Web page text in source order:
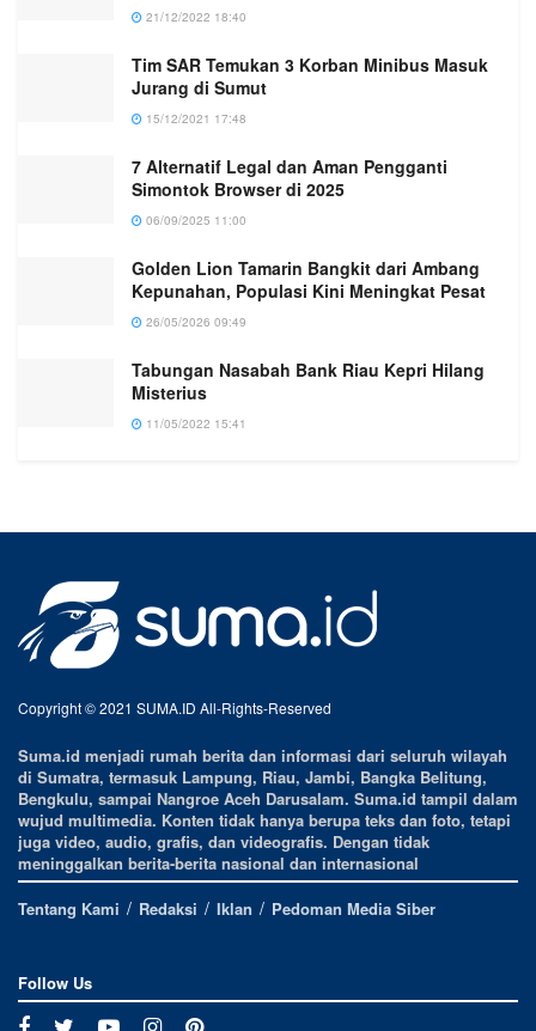
21/12/2022 18:40
Tim SAR Temukan 3 Korban Minibus Masuk
Jurang di Sumut
15/12/2021 17:48
7 Alternatif Legal dan Aman Pengganti
Simontok Browser di 2025
06/09/2025 11:00
Golden Lion Tamarin Bangkit dari Ambang
Kepunahan, Populasi Kini Meningkat Pesat
26/05/2026 09:49
Tabungan Nasabah Bank Riau Kepri Hilang
Misterius
11/05/2022 15:41
Copyright © 2021 SUMA.ID All-Rights-Reserved
Suma.id menjadi rumah berita dan informasi dari seluruh wilayah
di Sumatra, termasuk Lampung, Riau, Jambi, Bangka Belitung,
Bengkulu, sampai Nangroe Aceh Darusalam. Suma.id tampil dalam
wujud multimedia. Konten tidak hanya berupa teks dan foto, tetapi
juga video, audio, grafis, dan videografis. Dengan tidak
meninggalkan berita-berita nasional dan internasional
Tentang Kami
Redaksi Iklan Pedoman Media Siber
Follow Us